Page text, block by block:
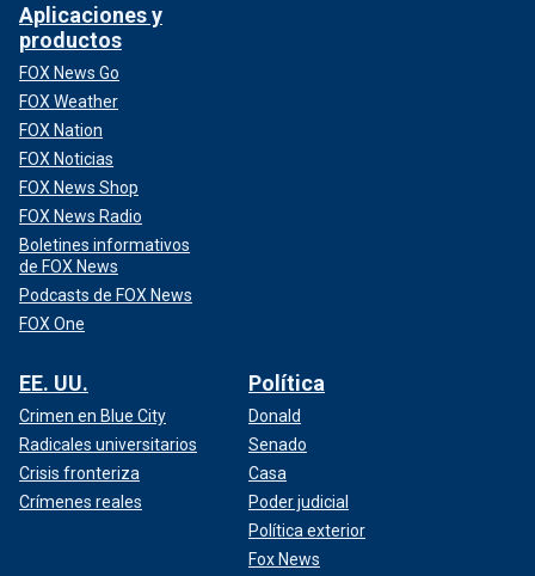
Aplicaciones y
productos
FOX News Go
FOX Weather
FOX Nation
FOX Noticias
FOX News Shop
FOX News Radio
Boletines informativos
de FOX News
Podcasts de FOX News
FOX One
EE. UU.
Crimen en Blue City
Radicales universitarios
Crisis fronteriza
Crímenes reales
Política
Donald
Senado
Casa
Poder judicial
Política exterior
Fox News